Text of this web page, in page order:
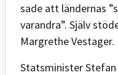
sade att ländernas
varandra”. Själv
Margrethe Vestager.
Statsminister Stefan